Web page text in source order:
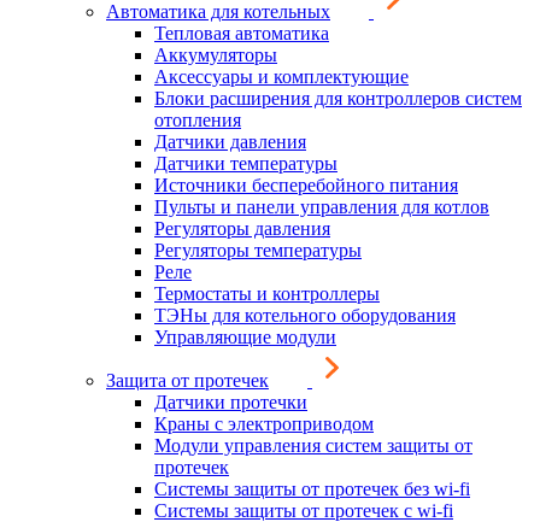
Автоматика для котельных
Тепловая автоматика
Аккумуляторы
Аксессуары и комплектующие
Блоки расширения для контроллеров систем
отопления
Датчики давления
Датчики температуры
Источники бесперебойного питания
Пульты и панели управления для котлов
Регуляторы давления
Регуляторы температуры
Реле
Термостаты и контроллеры
ТЭНы для котельного оборудования
Управляющие модули
Защита от протечек
Датчики протечки
Краны с электроприводом
Модули управления систем защиты от
протечек
Системы защиты от протечек без wi-fi
Системы защиты от протечек с wi-fi